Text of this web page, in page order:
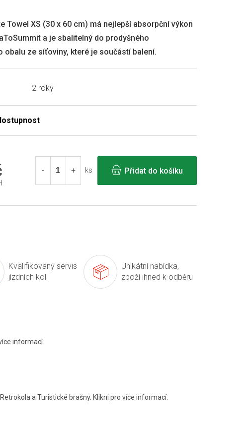
2 roky
Towel XS (30 x 60 cm) má nejlepší absorpční výkon
a je sbalitelný do prodyšného
obalu ze síťoviny, které je součástí balení.
ks Přidat do košíku
Kvalifikovaný servis
jízdních kol
Unikátní nabídka,
zboží ihned k odběru
informací.
a Turistické brašny. Klikni pro více informací.